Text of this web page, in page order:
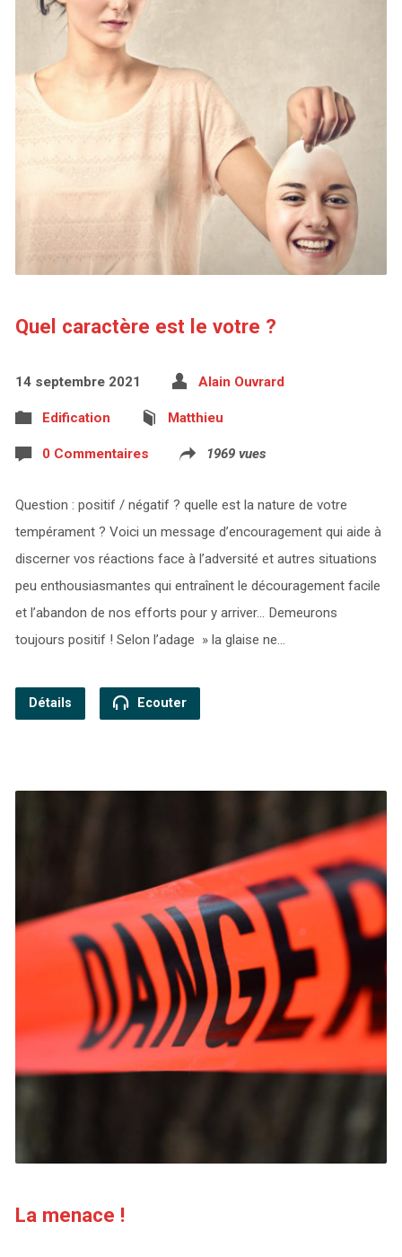
Quel caractère est le votre ?
14 septembre 2021 Alain Ouvrard
Edification Matthieu
0 Commentaires 1969 vues
Question : positif / négatif ? quelle est la nature de votre
tempérament ? Voici un message d’encouragement qui aide à
discerner vos réactions face à l’adversité et autres situations
peu enthousiasmantes qui entraînent le découragement facile
et l’abandon de nos efforts pour y arriver… Demeurons
toujours positif ! Selon l’adage » la glaise ne…
Détails Ecouter
La menace !